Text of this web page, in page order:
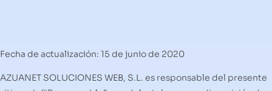
Fecha de actualización: 15 de junio de 2020
AZUANET SOLUCIONES WEB, S.L. es responsable del presente